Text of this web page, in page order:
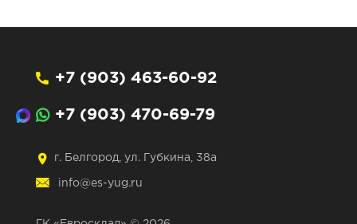
+7 (903) 463-60-92
+7 (903) 470-69-79
г. Белгород, ул. Губкина, 38а
info@es-yug.ru